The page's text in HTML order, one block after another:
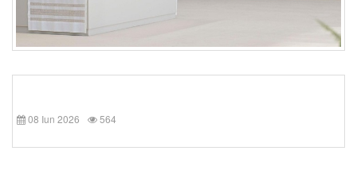
08 Iun 2026 564